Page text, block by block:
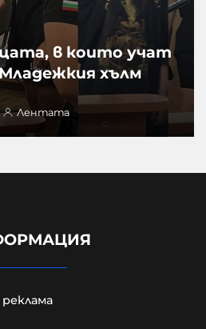
в които учат
хълм
Лентата